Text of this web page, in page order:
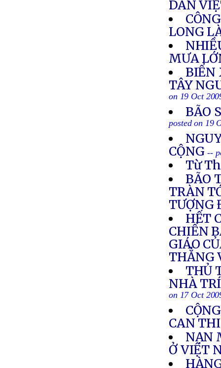
DÂN
LONG
MƯA
BIỂN
TÂY
on 19 Oct
BÃO
posted on 19
CỘNG --
Từ
BÃO
TRÀN
TƯỢNG
HẾT
CHIẾN
GIÁO
THẲNG
THỦ
NHÀ
on 17 Oct
CAN
NẠN
Ở VIỆT